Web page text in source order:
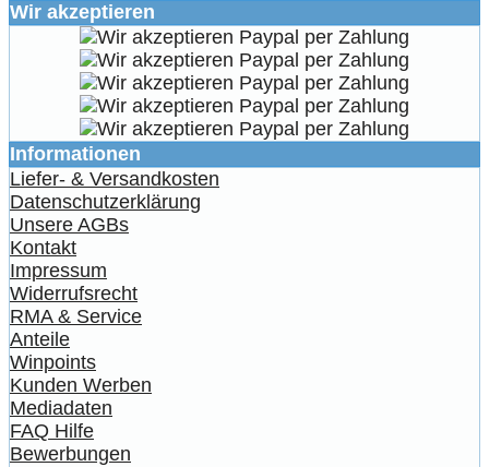
Wir akzeptieren
Informationen
Liefer- & Versandkosten
Datenschutzerklärung
Unsere AGBs
Kontakt
Impressum
Widerrufsrecht
RMA & Service
Anteile
Winpoints
Kunden Werben
Mediadaten
FAQ Hilfe
Bewerbungen